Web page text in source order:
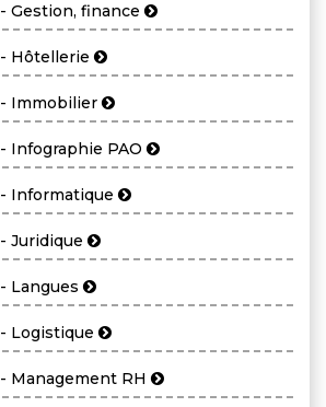
- Gestion, finance
- Hôtellerie
- Immobilier
- Infographie PAO
- Informatique
- Juridique
- Langues
- Logistique
- Management RH